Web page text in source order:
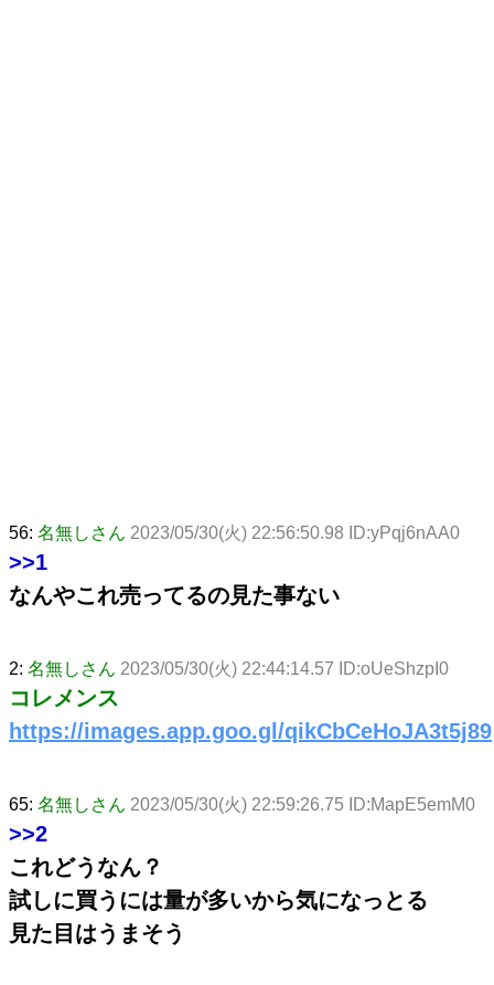
56: 名無しさん 2023/05/30(火) 22:56:50.98 ID:yPqj6nAA0
>>1
なんやこれ売ってるの見た事ない
2: 名無しさん 2023/05/30(火) 22:44:14.57 ID:oUeShzpI0
コレメンス
https://images.app.goo.gl/qikCbCeHoJA3t5j89
65: 名無しさん 2023/05/30(火) 22:59:26.75 ID:MapE5emM0
>>2
これどうなん？
試しに買うには量が多いから気になっとる
見た目はうまそう